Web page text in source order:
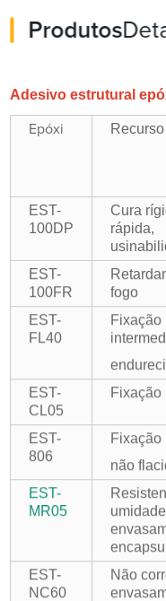
Produtos
Adesivo estrutural
Epóxi Recurso
EST-
100DP
Cura
rápida,
EST-
100FR
fogo
EST-
FL40
Fixação
EST-
CL05
Fixação
EST-
806
Fixação
não
EST-
MR05
EST-
NC60
Não